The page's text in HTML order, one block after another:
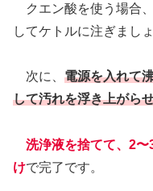
クエン酸を使う場合
してケトルに注ぎましょ
次に、 電源を入れて
して汚れを浮き上がら
洗浄液を捨てて、2
けで完了です。